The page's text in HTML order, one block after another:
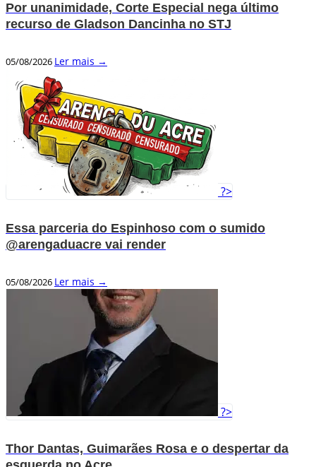
Por unanimidade, Corte Especial nega último
recurso de Gladson Dancinha no STJ
05/08/2026 Ler mais →
?>
Essa parceria do Espinhoso com o sumido
@arengaduacre vai render
05/08/2026 Ler mais →
?>
Thor Dantas, Guimarães Rosa e o despertar da